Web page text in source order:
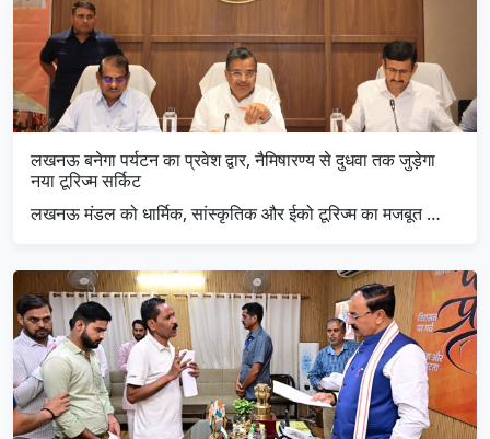
लखनऊ बनेगा पर्यटन का प्रवेश द्वार, नैमिषारण्य से दुधवा तक जुड़ेगा
नया टूरिज्म सर्किट
लखनऊ मंडल को धार्मिक, सांस्कृतिक और ईको टूरिज्म का मजबूत …